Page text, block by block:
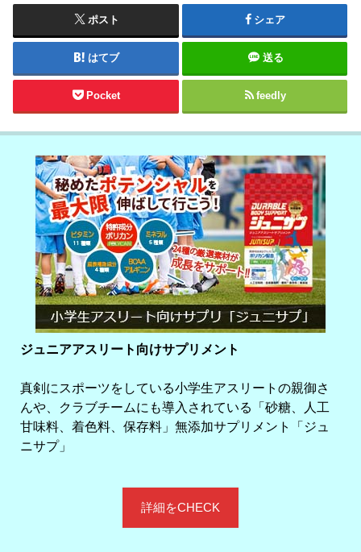
ポスト シェア
はてブ 送る
Pocket feedly
ジュニアアスリート向けサプリメント
真剣にスポーツをしている小学生アスリートの親御さ
んや、クラブチームにも導入されている「砂糖、人工
甘味料、着色料、保存料」無添加サプリメント「ジュ
ニサプ」
詳細をCHECK